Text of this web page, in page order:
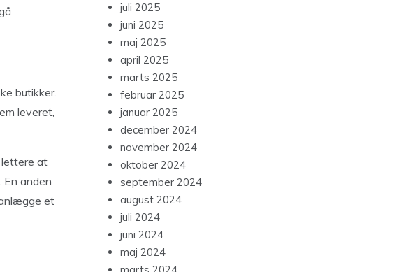
butikker.
leveret,
lettere at
anden
et
juli 2025
juni 2025
maj 2025
april 2025
marts 2025
februar 2025
januar 2025
december 2024
november 2024
oktober 2024
september 2024
august 2024
juli 2024
juni 2024
maj 2024